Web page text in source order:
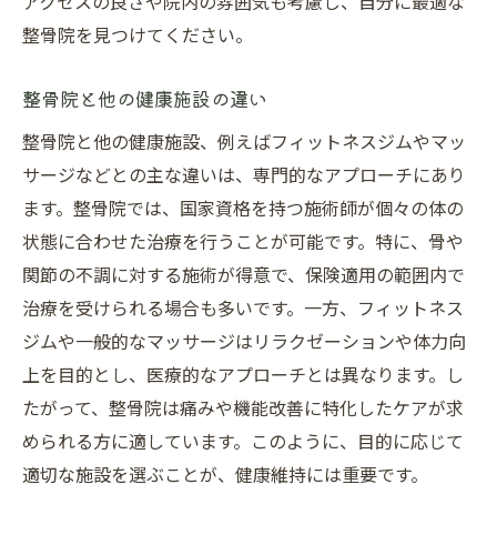
整骨院を見つけてください。
整骨院と他の健康施設の違い
整骨院と他の健康施設、例えばフィットネスジムやマッ
サージなどとの主な違いは、専門的なアプローチにあり
ます。整骨院では、国家資格を持つ施術師が個々の体の
状態に合わせた治療を行うことが可能です。特に、骨や
関節の不調に対する施術が得意で、保険適用の範囲内で
治療を受けられる場合も多いです。一方、フィットネス
ジムや一般的なマッサージはリラクゼーションや体力向
上を目的とし、医療的なアプローチとは異なります。し
たがって、整骨院は痛みや機能改善に特化したケアが求
められる方に適しています。このように、目的に応じて
適切な施設を選ぶことが、健康維持には重要です。